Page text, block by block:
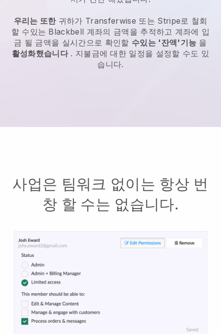
우리는 또한귀하가 Transferwise 또는 Stripe로 철회
할 수있는 Blackbell 계좌의 금액을 추적하고 계좌에 입
금 될 금액을 실시간으로 확인할 수있는 '잔액'기능 을
활성화했습니다. 지불금에 대한 일정을 설정할 수도 있
습니다.
사업은 팀워크 없이는 항상 번
창 할 수는 없습니다.